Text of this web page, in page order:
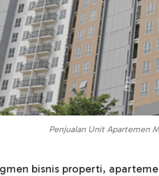
Penjualan Unit Apartemen
bisnis properti,